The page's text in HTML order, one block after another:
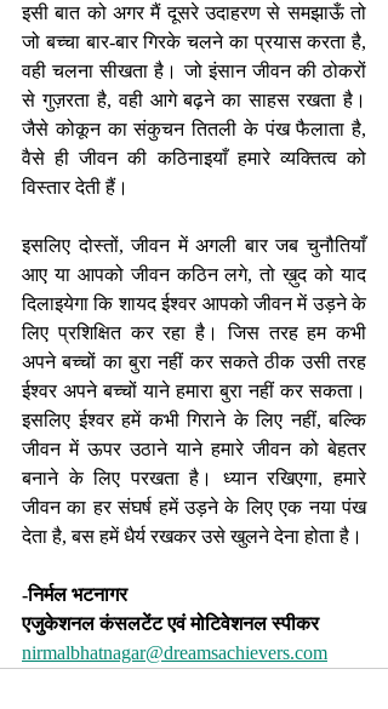
इसी बात को अगर मैं दूसरे उदाहरण से समझाऊँ तो
जो बच्चा बार-बार गिरके चलने का प्रयास करता है,
वही चलना सीखता है। जो इंसान जीवन की ठोकरों
से गुज़रता है, वही आगे बढ़ने का साहस रखता है।
जैसे कोकून का संकुचन तितली के पंख फैलाता है,
वैसे ही जीवन की कठिनाइयाँ हमारे व्यक्तित्व को
विस्तार देती हैं।
इसलिए दोस्तों, जीवन में अगली बार जब चुनौतियाँ
आए या आपको जीवन कठिन लगे, तो ख़ुद को याद
दिलाइयेगा कि शायद ईश्वर आपको जीवन में उड़ने के
लिए प्रशिक्षित कर रहा है। जिस तरह हम कभी
अपने बच्चों का बुरा नहीं कर सकते ठीक उसी तरह
ईश्वर अपने बच्चों याने हमारा बुरा नहीं कर सकता।
इसलिए ईश्वर हमें कभी गिराने के लिए नहीं, बल्कि
जीवन में ऊपर उठाने याने हमारे जीवन को बेहतर
बनाने के लिए परखता है। ध्यान रखिएगा, हमारे
जीवन का हर संघर्ष हमें उड़ने के लिए एक नया पंख
देता है, बस हमें धैर्य रखकर उसे खुलने देना होता है।
-निर्मल भटनागर
एजुकेशनल कंसलटेंट एवं मोटिवेशनल स्पीकर
nirmalbhatnagar@dreamsachievers.com